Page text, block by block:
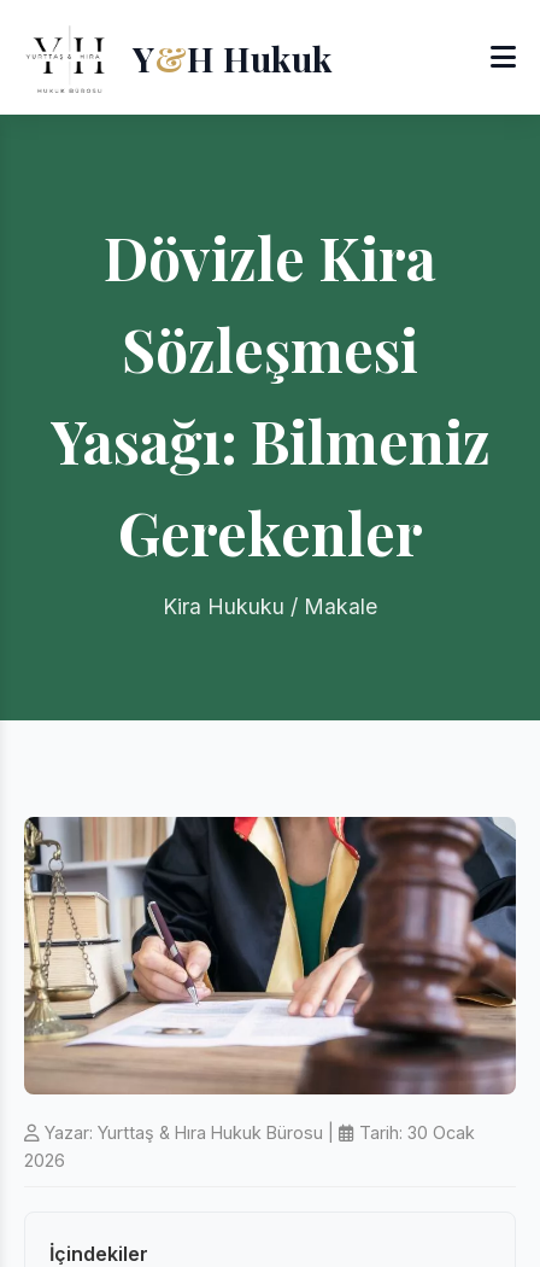
Y&H Hukuk
Dövizle Kira
Sözleşmesi
Yasağı: Bilmeniz
Gerekenler
Kira Hukuku / Makale
Yazar: Yurttaş & Hıra Hukuk Bürosu Tarih: 30 Ocak
2026
İçindekiler